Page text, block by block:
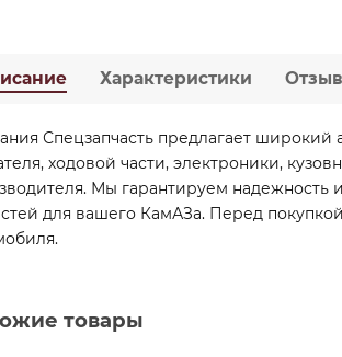
Характеристики
Спецзапчасть предлагает
ходовой части, электроники,
Мы гарантируем надежность
для вашего КамАЗа. Перед
товары